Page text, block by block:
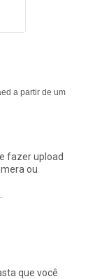
a partir de um
fazer upload
ou
que você